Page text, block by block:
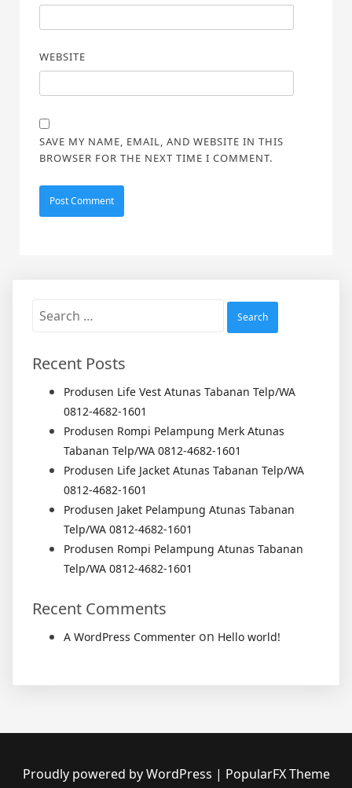
WEBSITE
SAVE MY NAME, EMAIL, AND WEBSITE IN THIS
BROWSER FOR THE NEXT TIME I COMMENT.
Search
Recent Posts
Produsen Life Vest Atunas Tabanan Telp/WA
0812-4682-1601
Produsen Rompi Pelampung Merk Atunas
Tabanan Telp/WA 0812-4682-1601
Produsen Life Jacket Atunas Tabanan Telp/WA
0812-4682-1601
Produsen Jaket Pelampung Atunas Tabanan
Telp/WA 0812-4682-1601
Produsen Rompi Pelampung Atunas Tabanan
Telp/WA 0812-4682-1601
Recent Comments
A WordPress Commenter on Hello world!
Proudly powered by WordPress | PopularFX Theme